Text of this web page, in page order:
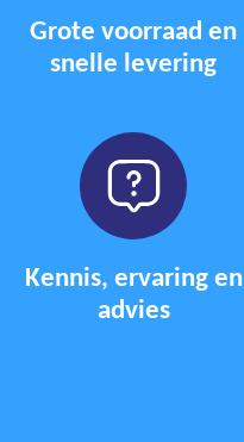
Grote voorraad en
snelle levering
Kennis, ervaring en
advies